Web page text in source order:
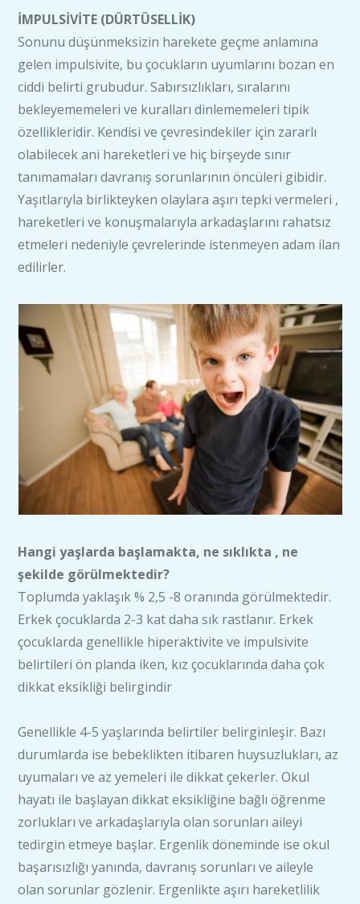
İMPULSİVİTE (DÜRTÜSELLİK)
Sonunu düşünmeksizin harekete geçme anlamına
gelen impulsivite, bu çocukların uyumlarını bozan en
ciddi belirti grubudur. Sabırsızlıkları, sıralarını
bekleyememeleri ve kuralları dinlememeleri tipik
özellikleridir. Kendisi ve çevresindekiler için zararlı
olabilecek ani hareketleri ve hiç birşeyde sınır
tanımamaları davranış sorunlarının öncüleri gibidir.
Yaşıtlarıyla birlikteyken olaylara aşırı tepki vermeleri ,
hareketleri ve konuşmalarıyla arkadaşlarını rahatsız
etmeleri nedeniyle çevrelerinde istenmeyen adam ilan
edilirler.
Hangi yaşlarda başlamakta, ne sıklıkta , ne
şekilde görülmektedir?
Toplumda yaklaşık % 2,5 -8 oranında görülmektedir.
Erkek çocuklarda 2-3 kat daha sık rastlanır. Erkek
çocuklarda genellikle hiperaktivite ve impulsivite
belirtileri ön planda iken, kız çocuklarında daha çok
dikkat eksikliği belirgindir
Genellikle 4-5 yaşlarında belirtiler belirginleşir. Bazı
durumlarda ise bebeklikten itibaren huysuzlukları, az
uyumaları ve az yemeleri ile dikkat çekerler. Okul
hayatı ile başlayan dikkat eksikliğine bağlı öğrenme
zorlukları ve arkadaşlarıyla olan sorunları aileyi
tedirgin etmeye başlar. Ergenlik döneminde ise okul
başarısızlığı yanında, davranış sorunları ve aileyle
olan sorunlar gözlenir. Ergenlikte aşırı hareketlilik